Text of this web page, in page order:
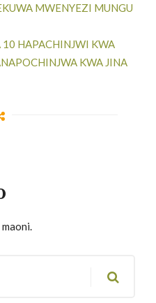
MWENYEZI MUNGU
10 HAPACHINJWI KWA
KWA JINA